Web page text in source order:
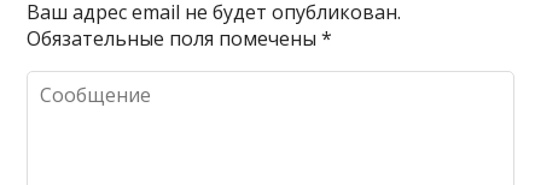
Ваш адрес email не будет опубликован.
Обязательные поля помечены*